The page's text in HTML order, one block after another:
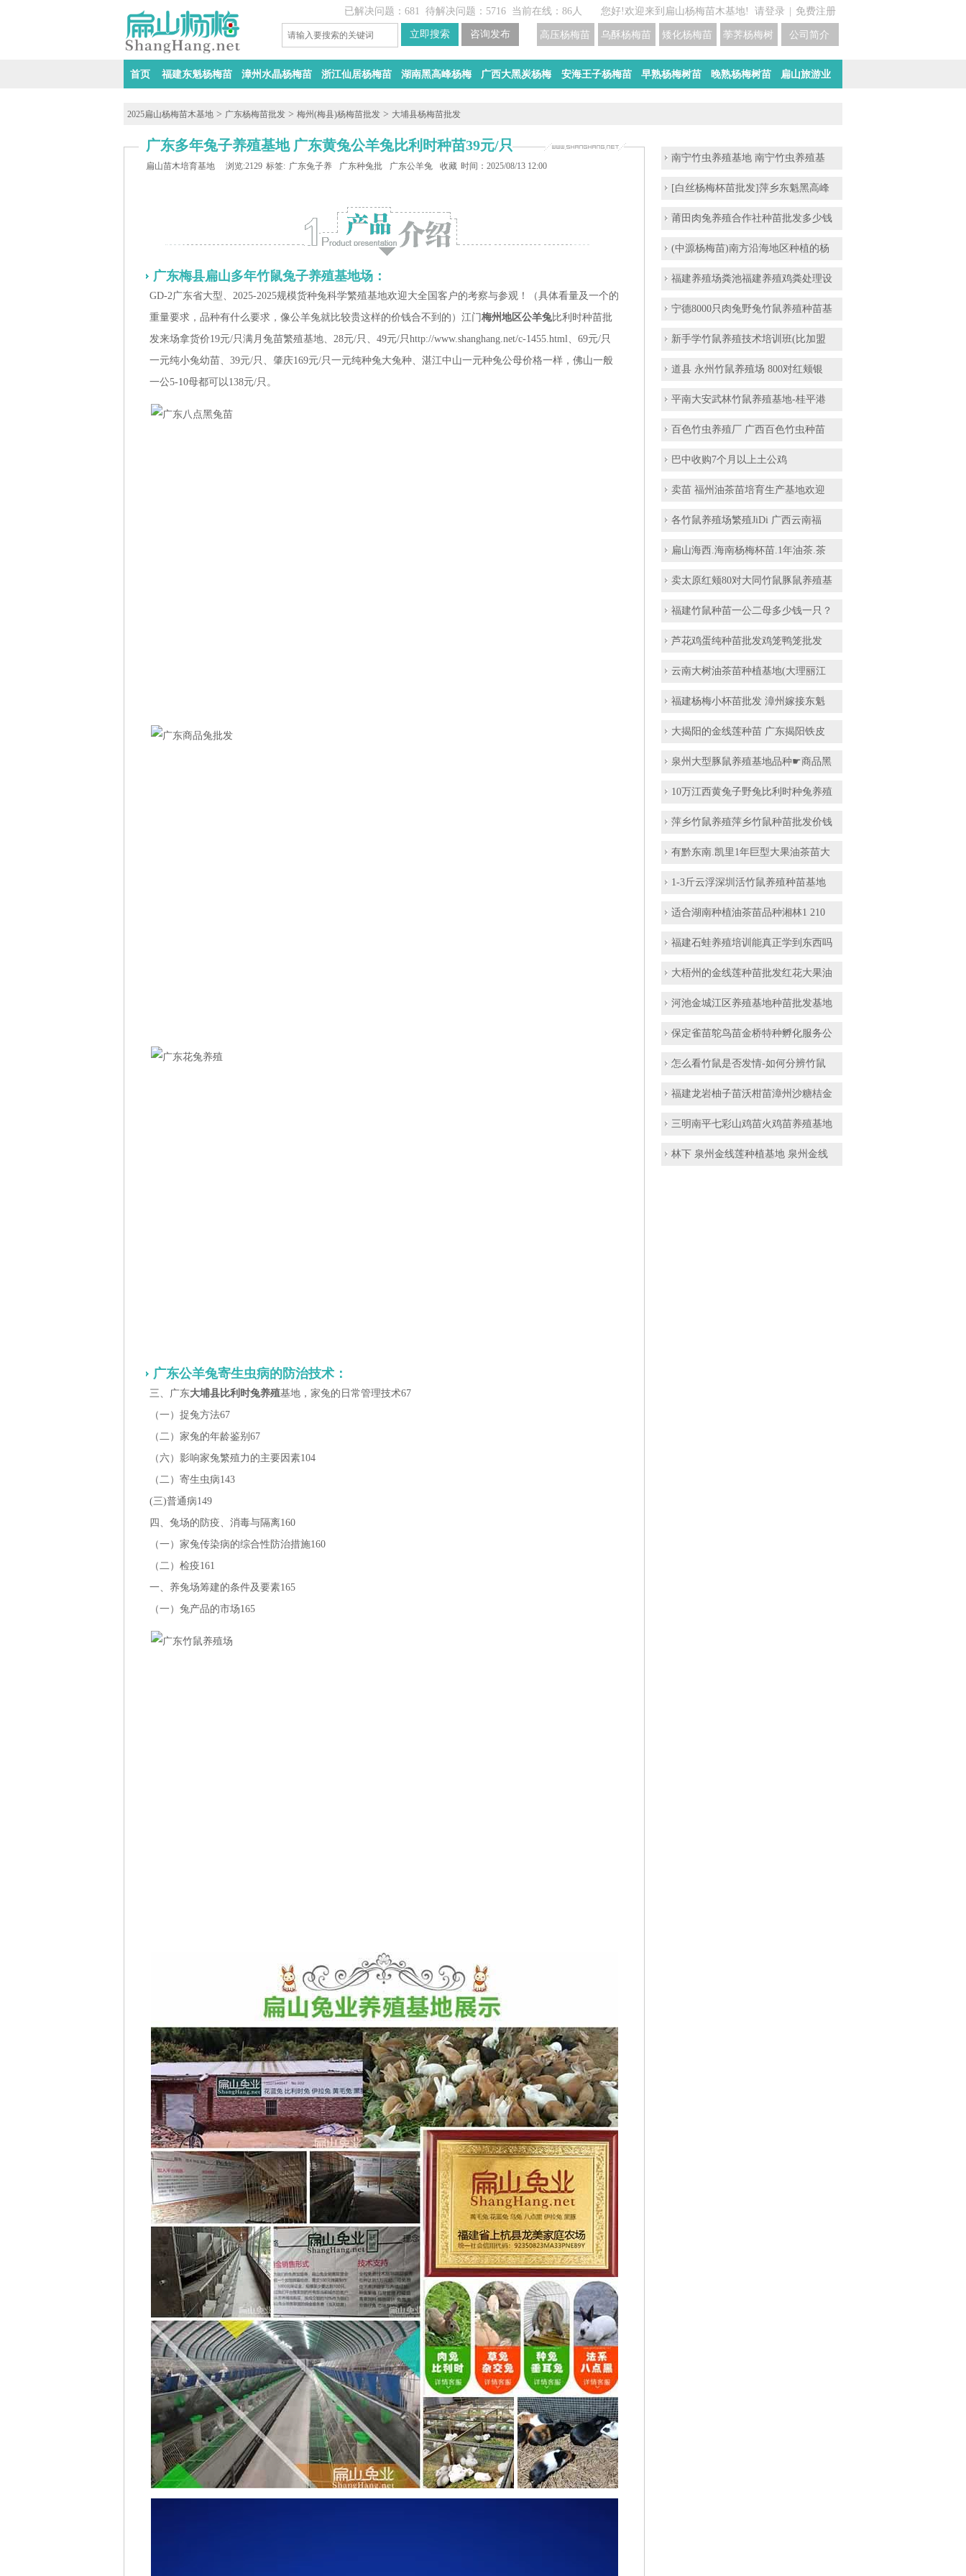
您好!欢迎来到扁山杨梅苗木基地! 请登录 免费注册
已解决问题：681 待解决问题：5716 当前在线：86人
公司简介
荸荠杨梅树苗培育
矮化杨梅苗价格
乌酥杨梅苗培育基地
高压杨梅苗
首页 福建东魁杨梅苗 漳州水晶杨梅苗 浙江仙居杨梅苗 湖南黑高峰杨梅 广西大黑炭杨梅 安海王子杨梅苗 早熟杨梅树苗 晚熟杨梅树苗 扁山旅游业
2025扁山杨梅苗木基地 > 广东杨梅苗批发 > 梅州(梅县)杨梅苗批发 > 大埔县杨梅苗批发
广东多年兔子养殖基地 广东黄兔公羊兔比利时种苗39元/只
扁山苗木培育基地 浏览:2129 标签: 广东兔子养殖基地广东种兔批发广东公羊兔批发收藏 时间：2025/08/13 12:00
广东梅县扁山多年竹鼠兔子养殖基地场：
GD-2广东省大型、2025-2025规模货种兔科学繁殖基地欢迎大全国客户的考察与参观！（具体看量及一个的
重量要求，品种有什么要求，像公羊兔就比较贵这样的价钱合不到的）江门梅州地区公羊兔比利时种苗批
发来场拿货价19元/只满月兔苗繁殖基地、28元/只、49元/只http://www.shanghang.net/c-1455.html、69元/只
一元纯小兔幼苗、39元/只、肇庆169元/只一元纯种兔大兔种、湛江中山一元种兔公母价格一样，佛山一般
一公5-10母都可以138元/只。
广东公羊兔寄生虫病的防治技术：
三、广东大埔县比利时兔养殖基地，家兔的日常管理技术67
（一）捉兔方法67
（二）家兔的年龄鉴别67
（六）影响家兔繁殖力的主要因素104
（二）寄生虫病143
(三)普通病149
四、兔场的防疫、消毒与隔离160
（一）家兔传染病的综合性防治措施160
（二）检疫161
一、养兔场筹建的条件及要素165
（一）兔产品的市场165
南宁竹虫养殖基地 南宁竹虫养殖基
[白丝杨梅杯苗批发]萍乡东魁黑高峰
莆田肉兔养殖合作社种苗批发多少钱
(中源杨梅苗)南方沿海地区种植的杨
福建养殖场粪池福建养殖鸡粪处理设
宁德8000只肉兔野兔竹鼠养殖种苗基
新手学竹鼠养殖技术培训班(比加盟
道县 永州竹鼠养殖场 800对红颊银
平南大安武林竹鼠养殖基地-桂平港
百色竹虫养殖厂 广西百色竹虫种苗
巴中收购7个月以上土公鸡
卖苗 福州油茶苗培育生产基地欢迎
各竹鼠养殖场繁殖JiDi 广西云南福
扁山海西.海南杨梅杯苗.1年油茶.茶
卖太原红颊80对大同竹鼠豚鼠养殖基
福建竹鼠种苗一公二母多少钱一只？
芦花鸡蛋纯种苗批发鸡笼鸭笼批发
云南大树油茶苗种植基地(大理丽江
福建杨梅小杯苗批发 漳州嫁接东魁
大揭阳的金线莲种苗 广东揭阳铁皮
泉州大型豚鼠养殖基地品种☛商品黑
10万江西黄兔子野兔比利时种兔养殖
萍乡竹鼠养殖萍乡竹鼠种苗批发价钱
有黔东南.凯里1年巨型大果油茶苗大
1-3斤云浮深圳活竹鼠养殖种苗基地
适合湖南种植油茶苗品种湘林1 210
福建石蛙养殖培训能真正学到东西吗
大梧州的金线莲种苗批发红花大果油
河池金城江区养殖基地种苗批发基地
保定雀苗鸵鸟苗金桥特种孵化服务公
怎么看竹鼠是否发情-如何分辨竹鼠
福建龙岩柚子苗沃柑苗漳州沙糖桔金
三明南平七彩山鸡苗火鸡苗养殖基地
林下 泉州金线莲种植基地 泉州金线